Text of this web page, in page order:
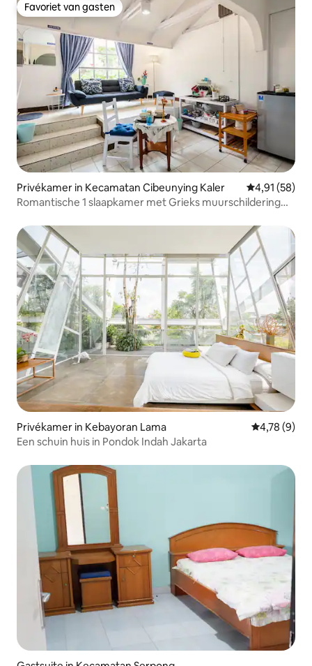
Favoriet van gasten
Favoriet van gasten
Privékamer in Kecamatan Cibeunying Kaler Gemiddelde
4,91 (58)
Romantische 1 slaapkamer met Grieks muurschildering
Privékamer in Kebayoran Lama
4,78 (9)
Een schuin huis in Pondok Indah Jakarta